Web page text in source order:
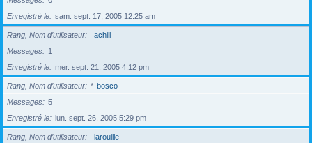
Enregistré le
sam. sept. 17, 2005 12:25 am
Rang, Nom d’utilisateur
achill
Messages
1
Enregistré le
mer. sept. 21, 2005 4:12 pm
Rang, Nom d’utilisateur * bosco
Messages
5
Enregistré le
lun. sept. 26, 2005 5:29 pm
Rang, Nom d’utilisateur
larouille